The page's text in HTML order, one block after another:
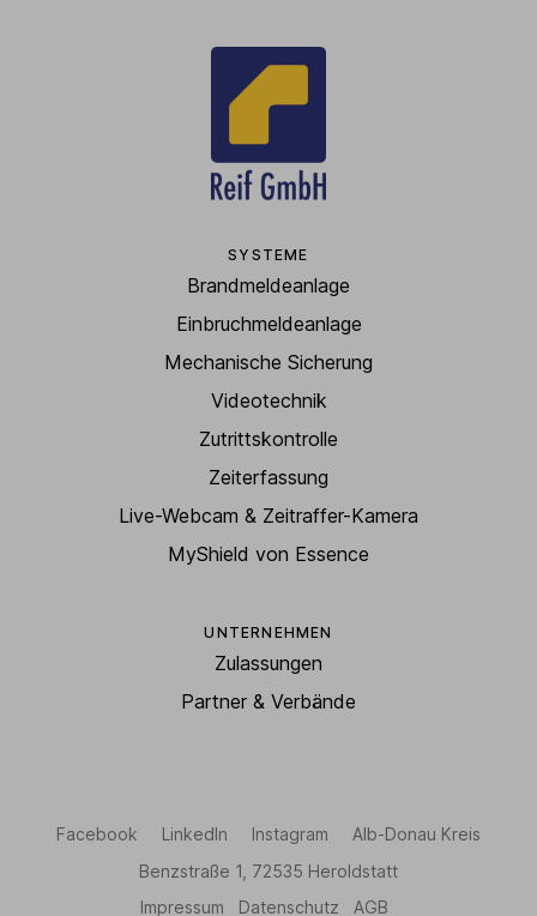
SYSTEME
Brandmeldeanlage
Einbruchmeldeanlage
Mechanische Sicherung
Videotechnik
Zutrittskontrolle
Zeiterfassung
Live-Webcam & Zeitraffer-Kamera
MyShield von Essence
UNTERNEHMEN
Zulassungen
Partner & Verbände
Facebook LinkedIn Instagram
Alb-Donau Kreis
Benzstraße 1, 72535 Heroldstatt
Impressum
Datenschutz AGB